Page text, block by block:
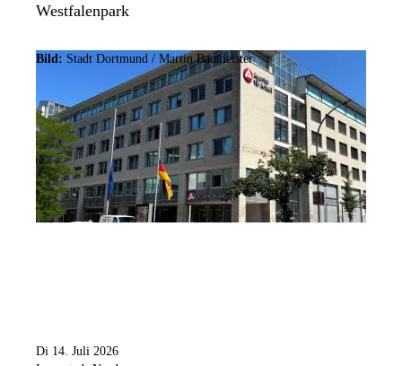
Westfalenpark
Bild: Stadt Dortmund / Martin Baumeister
Di 14. Juli 2026